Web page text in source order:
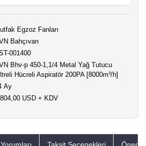
Egzoz Fanları
Bahçıvan
001400
Bhv-p 450-1,1/4 Metal Yağ Tutucu
Hücreli Aspiratör 200PA [8000m³/h]
Ay
USD + KDV
Taksit Seçenekleri